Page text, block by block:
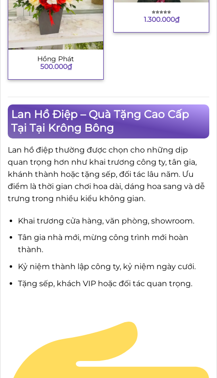
Hồng Phát
500.000₫
⭐︎⭐︎⭐︎⭐︎⭐︎
1.300.000₫
Lan Hồ Điệp – Quà Tặng Cao Cấp
Tại Tại Krông Bông
Lan hồ điệp thường được chọn cho những dịp
quan trọng hơn như khai trương công ty, tân gia,
khánh thành hoặc tặng sếp, đối tác lâu năm. Ưu
điểm là thời gian chơi hoa dài, dáng hoa sang và dễ
trưng trong nhiều kiểu không gian.
Khai trương cửa hàng, văn phòng, showroom.
Tân gia nhà mới, mừng công trình mới hoàn
thành.
Kỷ niệm thành lập công ty, kỷ niệm ngày cưới.
Tặng sếp, khách VIP hoặc đối tác quan trọng.